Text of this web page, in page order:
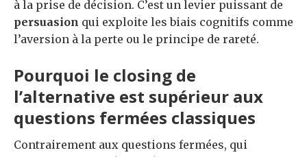
à la prise de décision. C’est un levier puissant de
persuasion qui exploite les biais cognitifs comme
l’aversion à la perte ou le principe de rareté.
Pourquoi le closing de
l’alternative est supérieur aux
questions fermées classiques
Contrairement aux questions fermées, qui